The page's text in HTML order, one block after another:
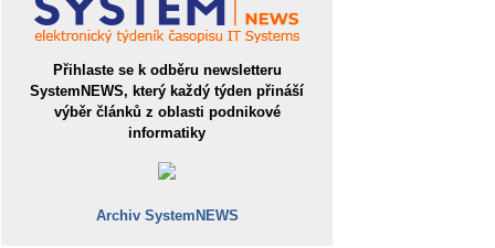
Přihlaste se k odběru newsletteru
SystemNEWS, který každý týden přináší
výběr článků z oblasti podnikové
informatiky
Archiv SystemNEWS